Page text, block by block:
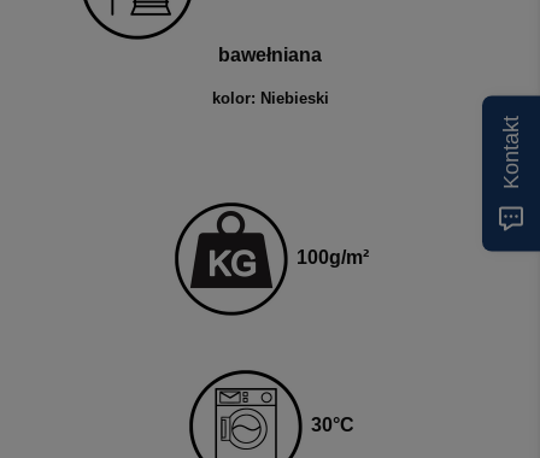
bawełniana
kolor: Niebieski
100g/m²
30°C
Kontakt